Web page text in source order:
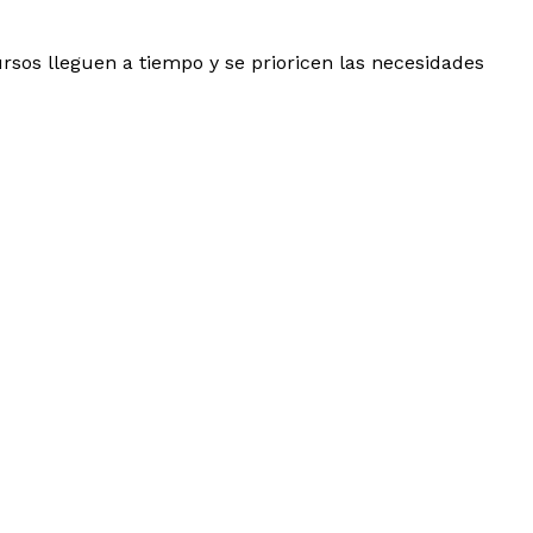
lleguen a tiempo y se prioricen las necesidades